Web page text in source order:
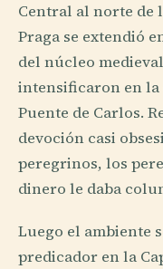
Central al norte de
Praga se extendió
del núcleo
intensificaron en la
Puente de Carlos.
devoción casi
peregrinos, los
dinero le daba
Luego el ambiente
predicador en la